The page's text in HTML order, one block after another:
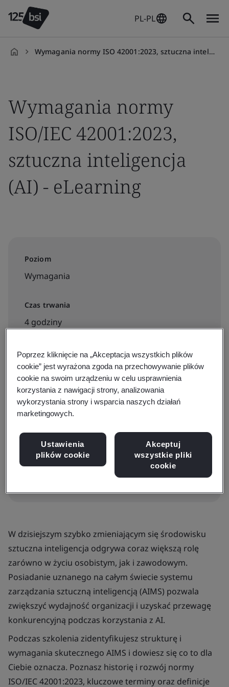
PL-PL
Wymagania normy ISO 42001:2023, sztuczna inteligencja (AI) – kurs e-Learningowy
Wymagania normy
ISO/IEC 42001:2023,
sztuczna inteligencja
(AI) - eLearning
Poziom
Wymagania
Czas trwania
4 godziny
Dostępne do rezerwacji:
E-learning na żądanie
310zl + VAT
Zapisz się
W dzisiejszym szybko zmieniającym się środowisku
sztuczna inteligencja odgrywa coraz większą rolę
zarówno w życiu osobistym, jak i zawodowym.
Posiadanie uznanego na całym świecie systemu
zarządzania sztuczną inteligencją (AIMS) pozwala
zwiększyć wydajność organizacji i uzyskać przewagę
konkurencyjną podczas korzystania z AI.
Podczas szkolenia zidentyfikujesz strukturę i
wymagania skutecznego AIMS i dowiesz się co to dla
Ciebie oznacza. Poznasz historię i rozwój normy
ISO/IEC 42001:2023, kluczowe terminy oraz definicje
Poprzez kliknięcie na „Akceptacja wszystkich plików
cookie” jest wyrażona zgoda na przechowywanie plików
cookie na swoim urządzeniu w celu usprawnienia
korzystania z nawigacji strony, analizowania
wykorzystania strony i wsparcia naszych działań
marketingowych.
Ustawienia
plików cookie
Akceptuj
wszystkie pliki
cookie